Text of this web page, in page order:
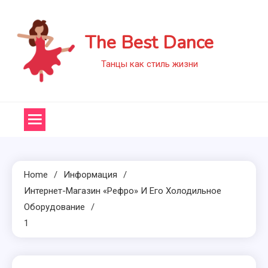
content
The Best Dance
Танцы как стиль жизни
Home
Информация
Интернет-Магазин «Рефро» И Его Холодильное
Оборудование
1